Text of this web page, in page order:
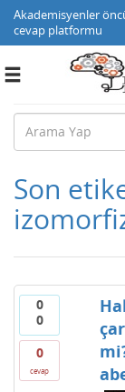
Akademisyenler
cevap platformu
Toggle
Son
0
0
0
cevap